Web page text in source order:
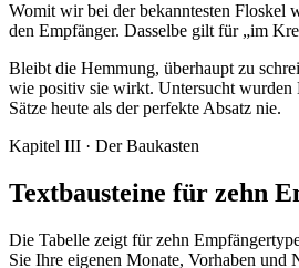
Womit wir bei der bekanntesten Floskel
den Empfänger. Dasselbe gilt für „im
Bleibt die Hemmung, überhaupt zu
wie positiv sie wirkt. Untersucht wurden
Sätze heute als der perfekte Absatz nie.
Kapitel III · Der Baukasten
Textbausteine für zehn
Die Tabelle zeigt für zehn
Sie Ihre eigenen Monate, Vorhaben und